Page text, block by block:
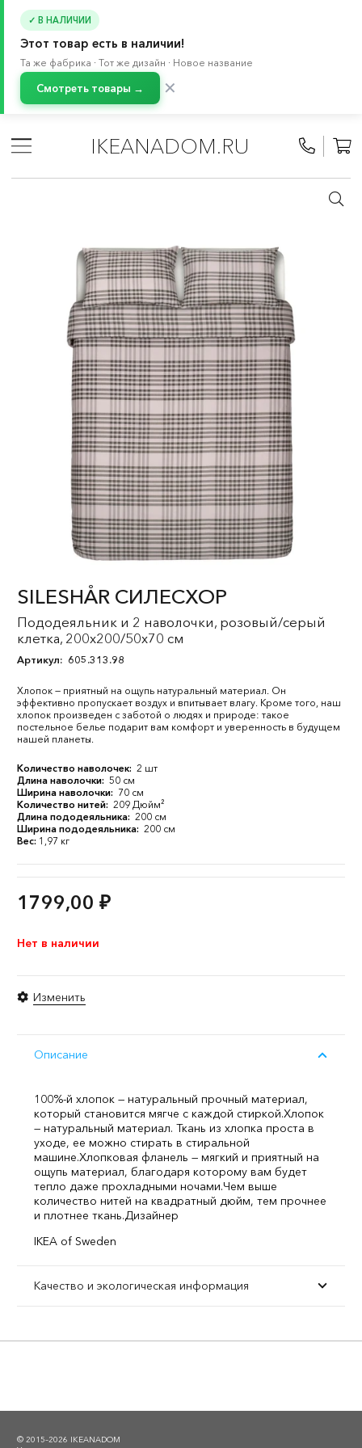
✓ В НАЛИЧИИ
Этот товар есть в наличии!
Та же фабрика · Тот же дизайн · Новое название
Смотреть товары → ✕
IKEANADOM.RU
Текстиль для спальни
Постельное белье
Комплекты постельного белья
SILESHÅR СИЛЕСХОР
Пододеяльник и 2 наволочки, розовый/серый
клетка, 200x200/50x70 см
Артикул: 605.313.98
Хлопок — приятный на ощупь натуральный материал. Он
эффективно пропускает воздух и впитывает влагу. Кроме того, наш
хлопок произведен с заботой о людях и природе: такое
постельное белье подарит вам комфорт и уверенность в будущем
нашей планеты.
Количество наволочек: 2 шт
Длина наволочки: 50 см
Ширина наволочки: 70 см
Количество нитей: 209 Дюйм²
Длина пододеяльника: 200 см
Ширина пододеяльника: 200 см
Вес: 1,97 кг
1799,00 ₽
Нет в наличии
Изменить
Описание
100%-й хлопок — натуральный прочный материал,
который становится мягче с каждой стиркой.Хлопок
— натуральный материал. Ткань из хлопка проста в
уходе, ее можно стирать в стиральной
машине.Хлопковая фланель — мягкий и приятный на
ощупь материал, благодаря которому вам будет
тепло даже прохладными ночами.Чем выше
количество нитей на квадратный дюйм, тем прочнее
и плотнее ткань.Дизайнер
IKEA of Sweden
Качество и экологическая информация
© 2015–2026 IKEANADOM